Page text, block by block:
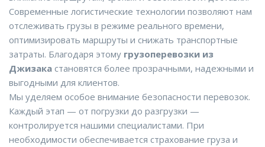
Современные логистические технологии позволяют нам
отслеживать грузы в режиме реального времени,
оптимизировать маршруты и снижать транспортные
затраты. Благодаря этому грузоперевозки из
Джизака становятся более прозрачными, надежными и
выгодными для клиентов.
Мы уделяем особое внимание безопасности перевозок.
Каждый этап — от погрузки до разгрузки —
контролируется нашими специалистами. При
необходимости обеспечивается страхование груза и